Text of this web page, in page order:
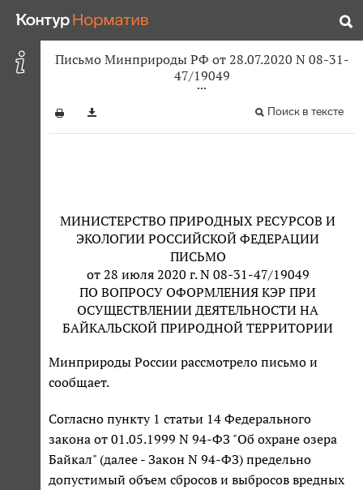
Письмо Минприроды РФ от 28.07.2020 N 08-31-
47/19049
Поиск в тексте
МИНИСТЕРСТВО ПРИРОДНЫХ РЕСУРСОВ И
ЭКОЛОГИИ РОССИЙСКОЙ ФЕДЕРАЦИИ
ПИСЬМО
от 28 июля 2020 г. N 08-31-47/19049
ПО ВОПРОСУ ОФОРМЛЕНИЯ КЭР ПРИ
ОСУЩЕСТВЛЕНИИ ДЕЯТЕЛЬНОСТИ НА
БАЙКАЛЬСКОЙ ПРИРОДНОЙ ТЕРРИТОРИИ
Минприроды России рассмотрело письмо и
сообщает.
Согласно пункту 1 статьи 14 Федерального
закона от 01.05.1999 N 94-ФЗ "Об охране озера
Байкал" (далее - Закон N 94-ФЗ) предельно
допустимый объем сбросов и выбросов вредных